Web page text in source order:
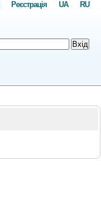
RU
UA
Реєстрація
Вхід